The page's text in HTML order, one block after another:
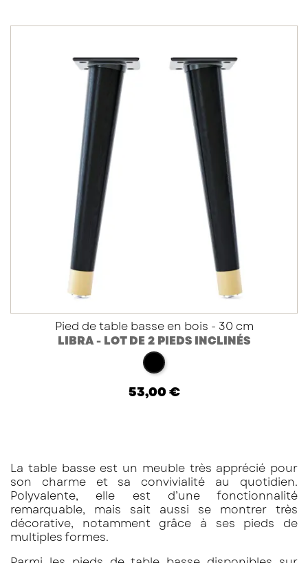
Pied de table basse en bois - 30 cm
LIBRA - LOT DE 2 PIEDS INCLINÉS
hêtre noir
53,00 €
La table basse est un meuble très apprécié pour
son charme et sa convivialité au quotidien.
Polyvalente, elle est d’une fonctionnalité
remarquable, mais sait aussi se montrer très
décorative, notamment grâce à ses pieds de
multiples formes.